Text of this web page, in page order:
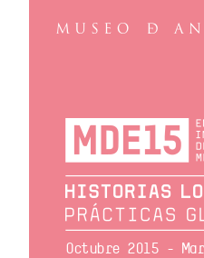
Octubre 2015 -